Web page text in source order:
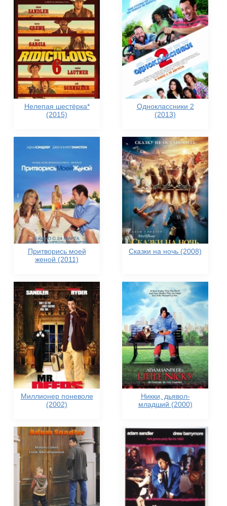
Нелепая шестёрка*
(2015)
Одноклассники 2
(2013)
Притворись моей
женой (2011)
Сказки на ночь (2008)
Миллионер поневоле
(2002)
Никки, дьявол-
младший (2000)